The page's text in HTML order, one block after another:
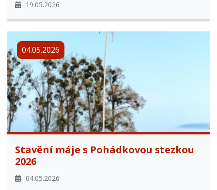
19.05.2026
04.05.2026
Stavění máje s Pohádkovou stezkou
2026
04.05.2026